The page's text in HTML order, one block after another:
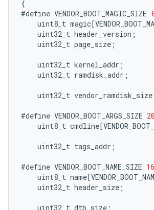
{
#define VENDOR_BOOT_MAGIC_SIZE
uint8_t magic[
uint32_t header_version ;
uint32_t page_size ;
uint32_t kernel_addr ;
uint32_t ramdisk_addr ;
uint32_t vendor_ramdisk_size
#define VENDOR_BOOT_ARGS_SIZE
uint8_t cmdline[
uint32_t tags_addr ;
#define VENDOR_BOOT_NAME_SIZE 16
uint8_t name[
uint32_t header_size ;
uint32_t dtb_size ;